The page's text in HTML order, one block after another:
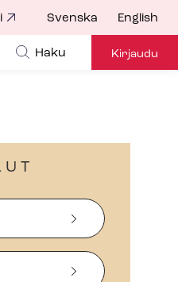
Svenska English
Haku Kirjaudu